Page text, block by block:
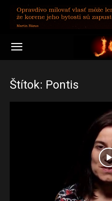
Štítok: Pontis